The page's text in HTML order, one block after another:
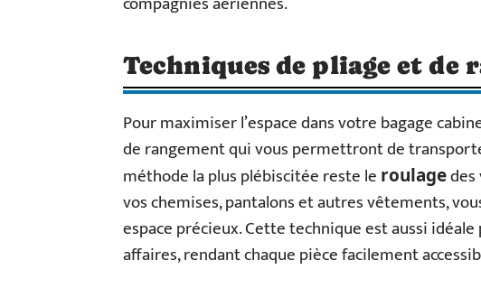
Techniques de pliage et de
Pour maximiser l’espace dans votre bagage
de rangement qui vous permettront de
méthode la plus plébiscitée reste le roulage
vos chemises, pantalons et autres vêtements,
espace précieux. Cette technique est aussi
affaires, rendant chaque pièce facilement